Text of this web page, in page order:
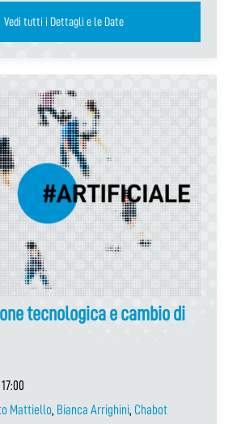
Vedi tutti i Dettagli e le Date
tecnologica e cambio di
Mattiello, Bianca Arrighini, Chabot